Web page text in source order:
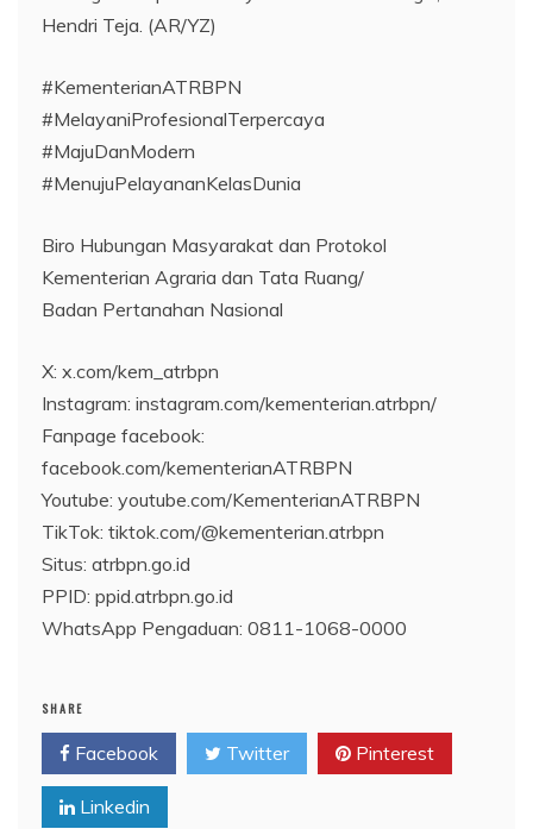
Hendri Teja. (AR/YZ)
#KementerianATRBPN
#MelayaniProfesionalTerpercaya
#MajuDanModern
#MenujuPelayananKelasDunia
Biro Hubungan Masyarakat dan Protokol
Kementerian Agraria dan Tata Ruang/
Badan Pertanahan Nasional
X: x.com/kem_atrbpn
Instagram: instagram.com/kementerian.atrbpn/
Fanpage facebook:
facebook.com/kementerianATRBPN
Youtube: youtube.com/KementerianATRBPN
TikTok: tiktok.com/@kementerian.atrbpn
Situs: atrbpn.go.id
PPID: ppid.atrbpn.go.id
WhatsApp Pengaduan: 0811-1068-0000
SHARE
Facebook Twitter Pinterest
Linkedin